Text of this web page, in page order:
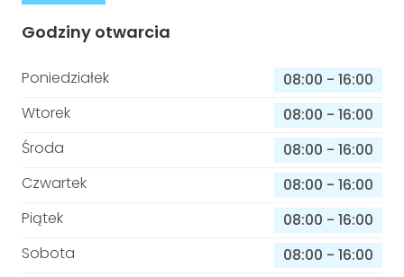
Godziny otwarcia
Poniedziałek 08:00 - 16:00
Wtorek
08:00 - 16:00
Środa
08:00 - 16:00
Czwartek
08:00 - 16:00
Piątek
08:00 - 16:00
Sobota
08:00 - 16:00